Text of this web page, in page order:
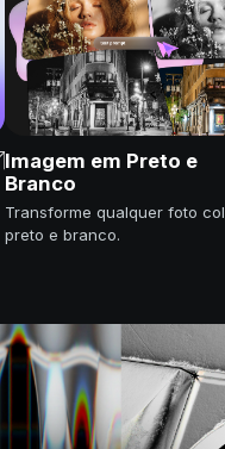
Imagem em Preto e
Branco
Transforme qualquer foto
preto e branco.